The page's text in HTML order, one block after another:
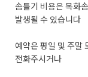
솜틀기 비용은 목화
발생될 수 있습니다
예약은 평일 및 주말
전화주시거나